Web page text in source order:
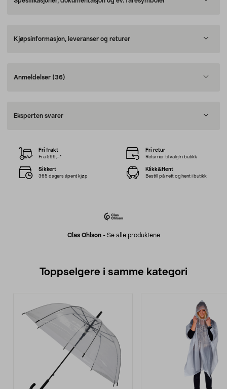
Kjøpsinformasjon, leveranser og returer
Anmeldelser (36)
Eksperten svarer
Clas Ohlson- Se alle produktene
Fri frakt
Fra 599,–*
Fri retur
Returner til valgfri butikk
Sikkert
365 dagers åpent kjøp
Klikk&Hent
Bestill på nett og hent i butikk
Toppselgere i samme kategori